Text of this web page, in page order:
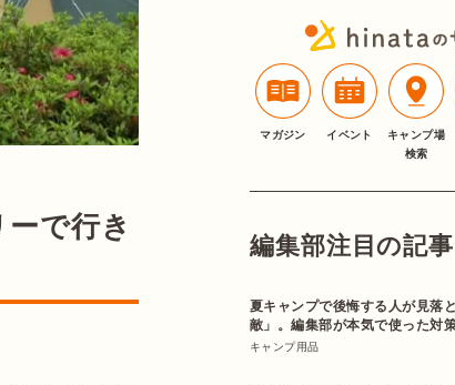
で行き
マガジン イベント
キャンプ場
検索
編集部注目の記事
夏キャンプで後悔する人が見落
敵」。編集部が本気で使った対
キャンプ用品